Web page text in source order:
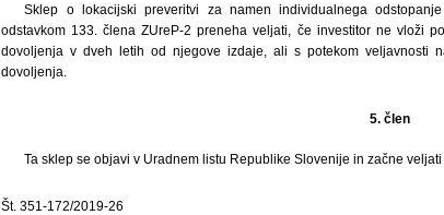
Sklep o lokacijski preveritvi za namen individualnega
odstavkom 133. člena ZUreP-2 preneha veljati, če investitor ne vloži
dovoljenja v dveh letih od njegove izdaje, ali s potekom veljavnosti
dovoljenja.
5. člen
Ta sklep se objavi v Uradnem listu Republike Slovenije in začne
Št. 351-172/2019-26